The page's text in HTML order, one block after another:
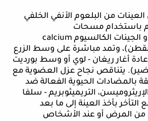
من البلعوم الأنفي الخلفي
باستخدام مسحات
الجينات الكالسيوم calcium
وتمد مباشرة على وسط الزرع
أغار ريغان - لوي أو وسط بورديت
يتناقص نجاح عزل العضوية مع
بالمضادات الحيوية الفعالة ضد
التريميثوبريم - سلفا
بأخذ العينة إلى ما بعد
من المرض أو عند الأشخاص